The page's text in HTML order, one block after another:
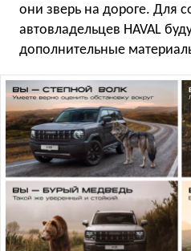
они зверь на дороге. Для
автовладельцев HAVAL
дополнительные